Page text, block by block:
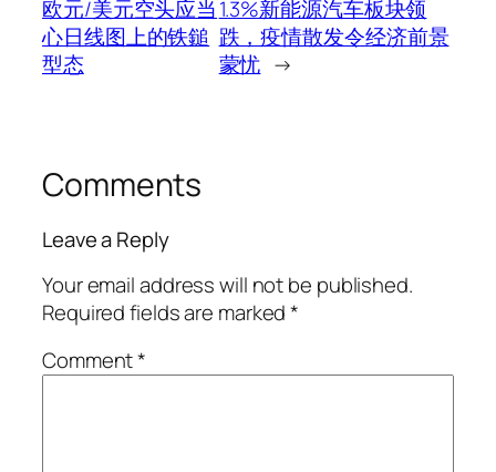
欧元/美元空头应当
心日线图上的铁鎚
型态
1.3%新能源汽车板块领
跌，疫情散发令经济前景
蒙忧 →
Comments
Leave a Reply
Your email address will not be published.
Required fields are marked*
Comment*